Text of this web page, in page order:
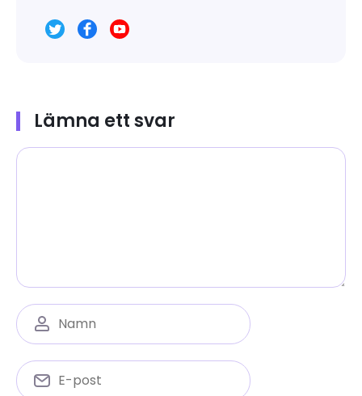
Lämna ett svar